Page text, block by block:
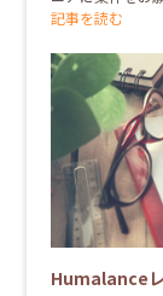
記事を読む
Humalanceレ